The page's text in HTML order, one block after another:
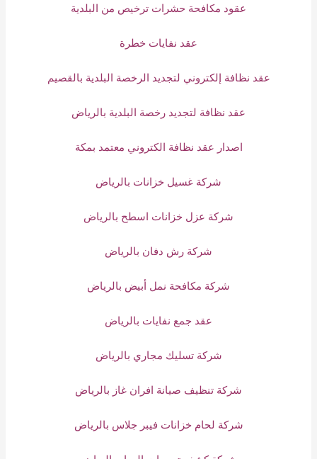
عقود مكافحة حشرات ترخيص من البلدية
عقد نفايات خطرة
عقد نظافة إلكتروني لتجديد الرخصة البلدية بالقصيم
عقد نظافة لتجديد رخصة البلدية بالرياض
اصدار عقد نظافة الكتروني معتمد بمكة
شركة غسيل خزانات بالرياض
شركة عزل خزانات اسطح بالرياض
شركة رش دفان بالرياض
شركة مكافحة نمل أبيض بالرياض
عقد جمع نفايات بالرياض
شركة تسليك مجاري بالرياض
شركة تنظيف صيانة افران غاز بالرياض
شركة لحام خزانات فيبر جلاس بالرياض